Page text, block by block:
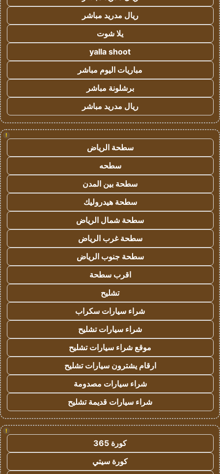
ريال مدريد مباشر
يلا شوت
yalla shoot
مباريات اليوم مباشر
برشلونة مباشر
ريال مدريد مباشر
!
سطحة الرياض
سطحه
سطحة بين المدن
سطحة هيدروليك
سطحة شمال الرياض
سطحة غرب الرياض
سطحة جنوب الرياض
اقرب سطحة
تشليح
شراء سيارات سكراب
شراء سيارات تشليح
موقع شراء سيارات تشليح
ارقام يشترون سيارات تشليح
شراء سيارات مصدومة
شراء سيارات قديمة تشليح
!
كورة 365
كورة سيتي